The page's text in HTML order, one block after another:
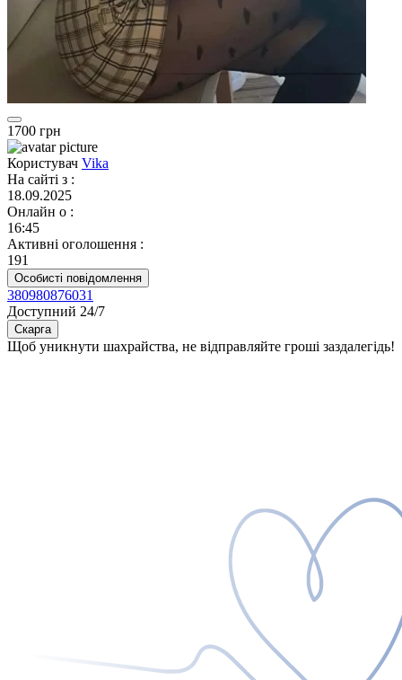
1700 грн
Користувач Vika
На сайті з :
18.09.2025
Онлайн о :
16:45
Активні оголошення :
191
Особисті повідомлення
380980876031
Доступний 24/7
Скарга
Щоб уникнути шахрайства, не відправляйте гроші заздалегідь!